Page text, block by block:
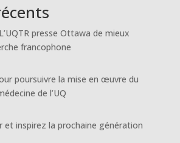
presse Ottawa de mieux
francophone
poursuivre la mise en œuvre du
de l’UQ
et inspirez la prochaine génération